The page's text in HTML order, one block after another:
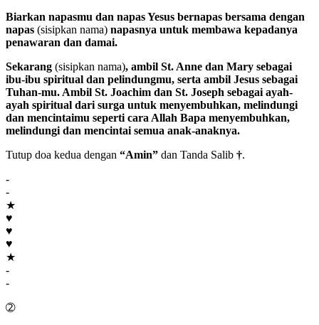
Biarkan napasmu dan napas Yesus bernapas bersama dengan
napas (sisipkan nama) napasnya untuk membawa kepadanya
penawaran dan damai.
Sekarang (sisipkan nama), ambil St. Anne dan Mary sebagai
ibu-ibu spiritual dan pelindungmu, serta ambil Jesus sebagai
Tuhan-mu. Ambil St. Joachim dan St. Joseph sebagai ayah-
ayah spiritual dari surga untuk menyembuhkan, melindungi
dan mencintaimu seperti cara Allah Bapa menyembuhkan,
melindungi dan mencintai semua anak-anaknya.
Tutup doa kedua dengan “Amin” dan Tanda Salib †.
-
-
★
♥
♥
♥
★
-
-
➁